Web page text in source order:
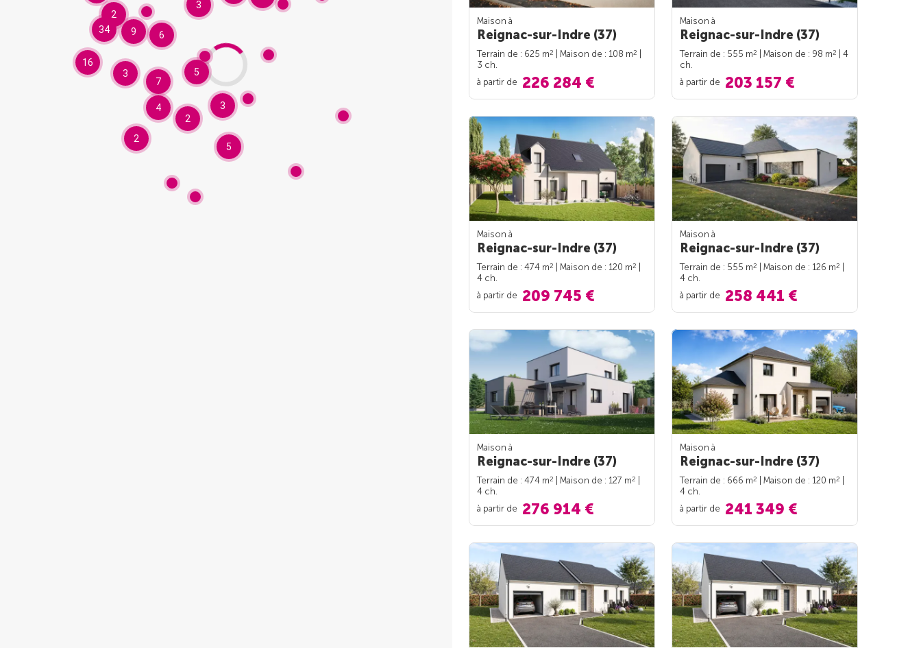
34
7
2
5
9 6
16
3
2
5
2
3
4
3
Maison à
Reignac-sur-Indre (37)
Terrain de : 625 m2 | Maison de : 108 m2
3 ch.
à partir de 226 284 €
Maison à
Reignac-sur-Indre (37)
Terrain de : 555 m2 | Maison de : 98 m2
| 4
ch.
à partir de 203 157 €
Maison à
Reignac-sur-Indre (37)
Terrain de : 474 m2 | Maison de : 120 m2
4 ch.
à partir de 209 745 €
Maison à
Reignac-sur-Indre (37)
Terrain de : 555 m2 | Maison de : 126 m2
4 ch.
à partir de 258 441 €
Maison à
Reignac-sur-Indre (37)
Terrain de : 474 m2 | Maison de : 127 m2
4 ch.
à partir de 276 914 €
Maison à
Reignac-sur-Indre (37)
Terrain de : 666 m2 | Maison de : 120 m2
4 ch.
à partir de 241 349 €